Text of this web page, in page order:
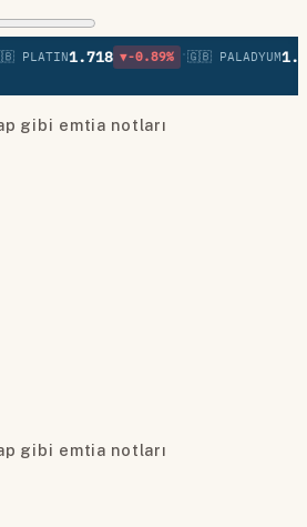
1.718 ▼-0.89% •🇬🇧 PALADYUM
gibi emtia notları
gibi emtia notları